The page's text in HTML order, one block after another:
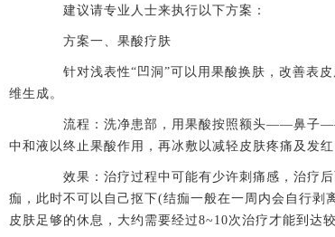
建议请专业人士来执行以下方案：
方案一、果酸疗肤
针对浅表性“凹洞”可以用果酸换肤，改善表皮
维生成。
流程：洗净患部，用果酸按照额头——鼻子
中和液以终止果酸作用，再冰敷以减轻皮肤疼痛及发红
效果：治疗过程中可能有少许刺痛感，治疗后
痂，此时不可以自己抠下(结痂一般在一周内会自行剥
皮肤足够的休息，大约需要经过8~10次治疗才能到达